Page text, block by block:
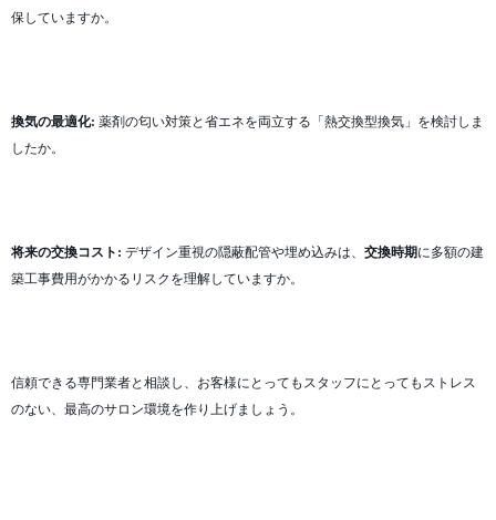
保していますか。
換気の最適化: 薬剤の匂い対策と省エネを両立する「熱交換型換気」を検討しま
したか。
将来の交換コスト: デザイン重視の隠蔽配管や埋め込みは、 交換時期に多額の建
築工事費用がかかるリスクを理解していますか。
信頼できる専門業者と相談し、お客様にとってもスタッフにとってもストレス
のない、最高のサロン環境を作り上げましょう。